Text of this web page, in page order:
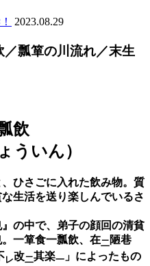
2023.08.29
／瓢箪の川流れ／末生
飲
ういん）
ひさごに入れた飲み物。質
生活を送り楽しんでいるさ
の中で、弟子の顔回の清貧
一箪食一瓢飲、在二陋巷
レ改二其楽一 」によったもの